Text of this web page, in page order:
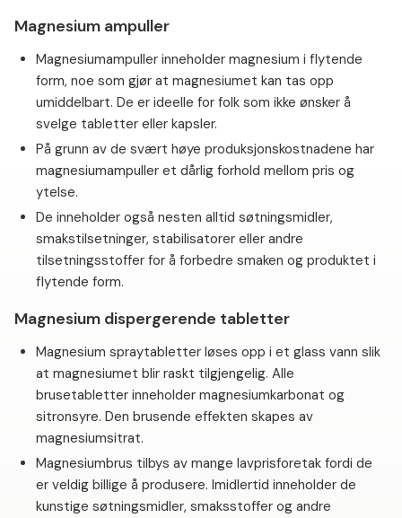
Magnesium ampuller
Magnesiumampuller inneholder magnesium i flytende
form, noe som gjør at magnesiumet kan tas opp
umiddelbart. De er ideelle for folk som ikke ønsker å
svelge tabletter eller kapsler.⁠
På grunn av de svært høye produksjonskostnadene har
magnesiumampuller et dårlig forhold mellom pris og
ytelse.
De inneholder også nesten alltid søtningsmidler,
smakstilsetninger, stabilisatorer eller andre
tilsetningsstoffer for å forbedre smaken og produktet i
flytende form.
Magnesium dispergerende tabletter
Magnesium spraytabletter løses opp i et glass vann slik
at magnesiumet blir raskt tilgjengelig. Alle
brusetabletter inneholder magnesiumkarbonat og
sitronsyre. Den brusende effekten skapes av
magnesiumsitrat.
Magnesiumbrus tilbys av mange lavprisforetak fordi de
er veldig billige å produsere. Imidlertid inneholder de
kunstige søtningsmidler, smaksstoffer og andre